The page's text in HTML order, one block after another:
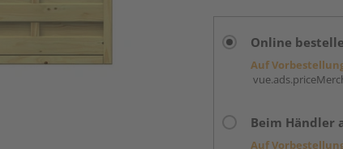
Online
Auf
Beim Händler
Auf